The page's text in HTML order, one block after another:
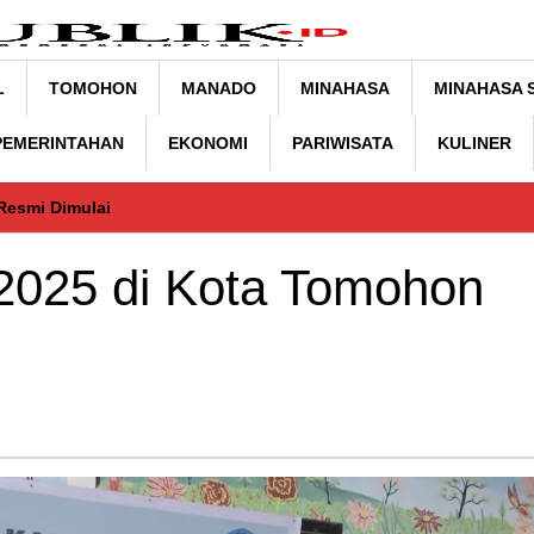
TOMOHON MANADO MINAHASA MINAHASA
EKONOMI PARIWISATA KULINER
Dimulai
di Kota Tomohon